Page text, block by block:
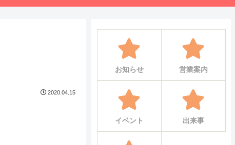
2020.04.15
お知らせ 営業案内
イベント 出来事